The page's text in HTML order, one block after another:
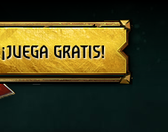
¡JUEGA GRATIS!